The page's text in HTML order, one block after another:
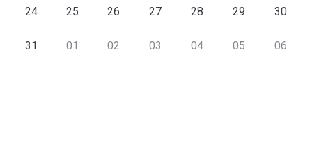
24 25 26 27 28 29 30
31 01 02 03 04 05 06